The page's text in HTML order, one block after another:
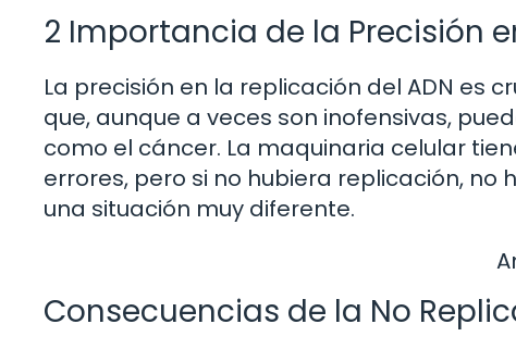
2 Importancia de la Precisión
La precisión en la replicación del ADN es
que, aunque a veces son inofensivas,
como el cáncer. La maquinaria celular
errores, pero si no hubiera replicación,
una situación muy diferente.
Consecuencias de la No